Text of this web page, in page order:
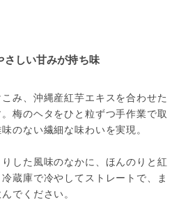
さしい甘みが持ち味
み、沖縄産紅芋エキスを合わせた
梅のヘタをひと粒ずつ手作業で取
のない繊細な味わいを実現。
した風味のなかに、ほんのりと紅
蔵庫で冷やしてストレートで、ま
でください。